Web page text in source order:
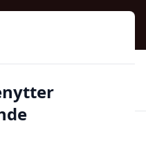
Kulturguide Siden
butikker